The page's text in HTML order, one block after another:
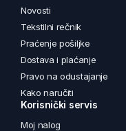
Novosti
Tekstilni rečnik
Praćenje pošiljke
Dostava i plaćanje
Pravo na odustajanje
Kako naručiti
Korisnički servis
Moj nalog